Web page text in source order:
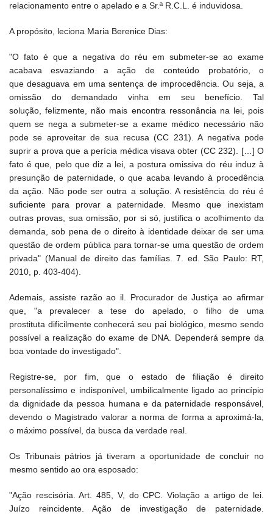
relacionamento entre o apelado e a Sr.ª R.C.L. é induvidosa.
A propósito, leciona Maria Berenice Dias:
"O fato é que a negativa do réu em submeter-se ao exame
acabava esvaziando a ação de conteúdo probatório, o
que desaguava em uma sentença de improcedência. Ou seja, a
omissão do demandado vinha em seu benefício. Tal
solução, felizmente, não mais encontra ressonância na lei, pois
quem se nega a submeter-se a exame médico necessário não
pode se aproveitar de sua recusa (CC 231). A negativa pode
suprir a prova que a perícia médica visava obter (CC 232). […] O
fato é que, pelo que diz a lei, a postura omissiva do réu induz à
presunção de paternidade, o que acaba levando à procedência
da ação. Não pode ser outra a solução. A resistência do réu é
suficiente para provar a paternidade. Mesmo que inexistam
outras provas, sua omissão, por si só, justifica o acolhimento da
demanda, sob pena de o direito à identidade deixar de ser uma
questão de ordem pública para tornar-se uma questão de ordem
privada" (Manual de direito das famílias. 7. ed. São Paulo: RT,
2010, p. 403-404).
Ademais, assiste razão ao il. Procurador de Justiça ao afirmar
que, "a prevalecer a tese do apelado, o filho de uma
prostituta dificilmente conhecerá seu pai biológico, mesmo sendo
possível a realização do exame de DNA. Dependerá sempre da
boa vontade do investigado".
Registre-se, por fim, que o estado de filiação é direito
personalíssimo e indisponível, umbilicalmente ligado ao princípio
da dignidade da pessoa humana e da paternidade responsável,
devendo o Magistrado valorar a norma de forma a aproximá-la,
o máximo possível, da busca da verdade real.
Os Tribunais pátrios já tiveram a oportunidade de concluir no
mesmo sentido ao ora esposado:
"Ação rescisória. Art. 485, V, do CPC. Violação a artigo de lei.
Juízo reincidente. Ação de investigação de paternidade.